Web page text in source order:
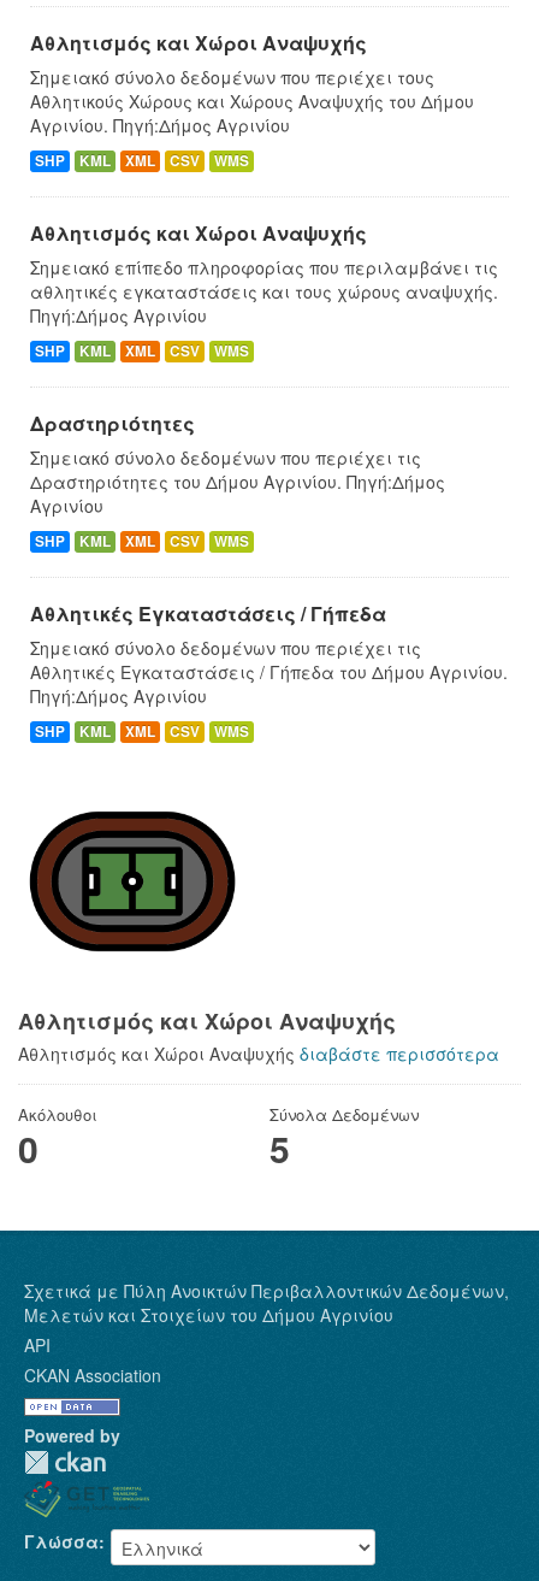
Αθλητισμός και Χώροι Αναψυχής
Σημειακό σύνολο δεδομένων που περιέχει τους
Αθλητικούς Χώρους και Χώρους Αναψυχής του Δήμου
Αγρινίου. Πηγή:Δήμος Αγρινίου
SHP KML XML CSV WMS
Αθλητισμός και Χώροι Αναψυχής
Σημειακό επίπεδο πληροφορίας που περιλαμβάνει τις
αθλητικές εγκαταστάσεις και τους χώρους αναψυχής.
Πηγή:Δήμος Αγρινίου
SHP KML XML CSV WMS
Δραστηριότητες
Σημειακό σύνολο δεδομένων που περιέχει τις
Δραστηριότητες του Δήμου Αγρινίου. Πηγή:Δήμος
Αγρινίου
SHP KML XML CSV WMS
Αθλητικές Εγκαταστάσεις / Γήπεδα
Σημειακό σύνολο δεδομένων που περιέχει τις
Αθλητικές Εγκαταστάσεις / Γήπεδα του Δήμου Αγρινίου.
Πηγή:Δήμος Αγρινίου
SHP KML XML CSV WMS
Αθλητισμός και Χώροι Αναψυχής
Αθλητισμός και Χώροι Αναψυχής διαβάστε περισσότερα
Ακόλουθοι
0
Σύνολα Δεδομένων
5
Σχετικά με Πύλη Ανοικτών Περιβαλλοντικών Δεδομένων,
Μελετών και Στοιχείων του Δήμου Αγρινίου
API
CKAN Association
Powered by
Γλώσσα